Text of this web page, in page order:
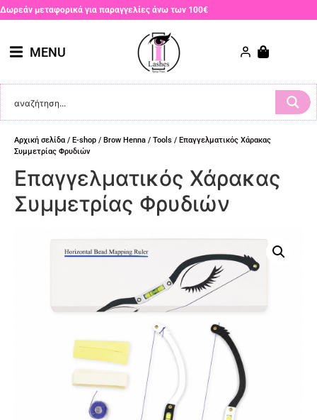
Δωρεάν μεταφορικά για παραγγελίες άνω των 100€
MENU
Αρχική σελίδα / E-shop / Brow Henna / Tools / Επαγγελματικός Χάρακας
Συμμετρίας Φρυδιών
Επαγγελματικός Χάρακας
Συμμετρίας Φρυδιών